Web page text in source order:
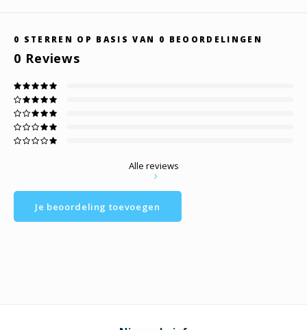
0 STERREN OP BASIS VAN 0 BEOORDELINGEN
0 Reviews
Alle reviews
Je beoordeling toevoegen